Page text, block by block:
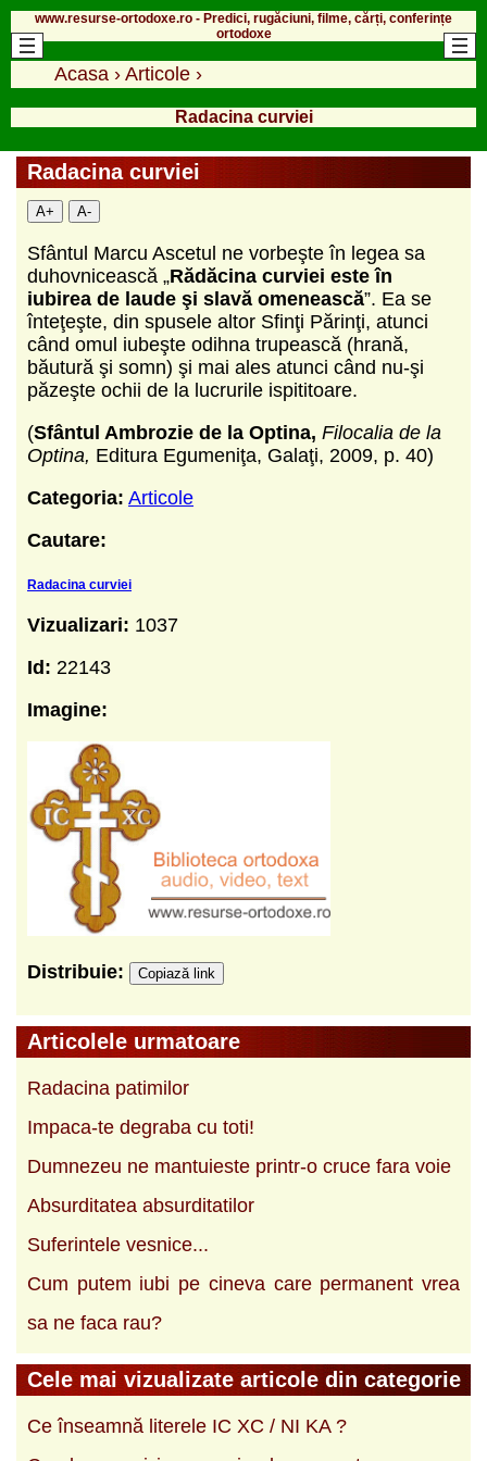
www.resurse-ortodoxe.ro - Predici, rugăciuni, filme, cărți, conferințe
ortodoxe
Acasa › Articole ›
Radacina curviei
Radacina curviei
A+ A-
Sfântul Marcu Ascetul ne vorbeşte în legea sa
duhovnicească „Rădăcina curviei este în
iubirea de laude şi slavă omenească”. Ea se
înteţeşte, din spusele altor Sfinţi Părinţi, atunci
când omul iubeşte odihna trupească (hrană,
băutură şi somn) şi mai ales atunci când nu-şi
păzeşte ochii de la lucrurile ispititoare.
(Sfântul Ambrozie de la Optina, Filocalia de la
Optina, Editura Egumeniţa, Galaţi, 2009, p. 40)
Categoria: Articole
Cautare:
Radacina curviei
Vizualizari: 1037
Id: 22143
Imagine:
Distribuie: Copiază link
Articolele urmatoare
Radacina patimilor
Impaca-te degraba cu toti!
Dumnezeu ne mantuieste printr-o cruce fara voie
Absurditatea absurditatilor
Suferintele vesnice...
Cum putem iubi pe cineva care perma­nent vrea
sa ne faca rau?
Cele mai vizualizate articole din categorie
Ce înseamnă literele IC XC / NI KA ?